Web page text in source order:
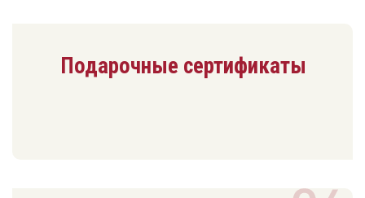
Подарочные сертификаты